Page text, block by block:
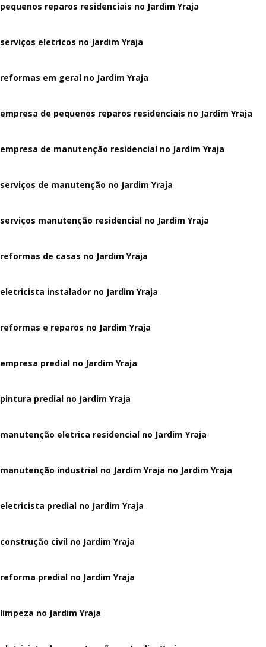
pequenos reparos residenciais no Jardim Yraja
serviços eletricos no Jardim Yraja
reformas em geral no Jardim Yraja
empresa de pequenos reparos residenciais no Jardim Yraja
empresa de manutenção residencial no Jardim Yraja
serviços de manutenção no Jardim Yraja
serviços manutenção residencial no Jardim Yraja
reformas de casas no Jardim Yraja
eletricista instalador no Jardim Yraja
reformas e reparos no Jardim Yraja
empresa predial no Jardim Yraja
pintura predial no Jardim Yraja
manutenção eletrica residencial no Jardim Yraja
manutenção industrial no Jardim Yraja no Jardim Yraja
eletricista predial no Jardim Yraja
construção civil no Jardim Yraja
reforma predial no Jardim Yraja
limpeza no Jardim Yraja